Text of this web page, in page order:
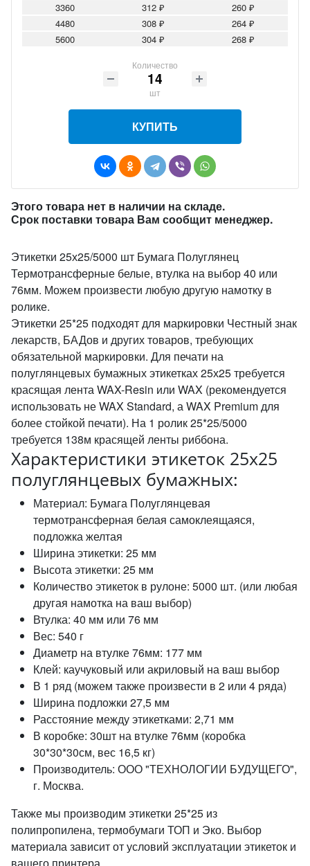
3360
312 ₽
260 ₽
4480
308 ₽
264 ₽
5600
304 ₽ 268 ₽
Количество
шт
КУПИТЬ
Этого товара нет в наличии на складе.
Срок поставки товара Вам сообщит менеджер.
Этикетки 25х25/5000 шт Бумага Полуглянец
Термотрансферные белые, втулка на выбор 40 или
76мм. Можем произвести любую другую намотку в
ролике.
Этикетки 25*25 подходят для маркировки Честный знак
лекарств, БАДов и других товаров, требующих
обязательной маркировки. Для печати на
полуглянцевых бумажных этикетках 25х25 требуется
красящая лента WAX-Resin или WAX (рекомендуется
использовать не WAX Standard, а WAX Premium для
более стойкой печати). На 1 ролик 25*25/5000
требуется 138м красящей ленты риббона.
Характеристики этикеток 25х25
полуглянцевых бумажных:
Материал: Бумага Полуглянцевая
термотрансферная белая самоклеящаяся,
подложка желтая
Ширина этикетки: 25 мм
Высота этикетки: 25 мм
Количество этикеток в рулоне: 5000 шт. (или любая
другая намотка на ваш выбор)
Втулка: 40 мм или 76 мм
Вес: 540 г
Диаметр на втулке 76мм: 177 мм
Клей: каучуковый или акриловый на ваш выбор
В 1 ряд (можем также произвести в 2 или 4 ряда)
Ширина подложки 27,5 мм
Расстояние между этикетками: 2,71 мм
В коробке: 30шт на втулке 76мм (коробка
30*30*30см, вес 16,5 кг)
Производитель: ООО "ТЕХНОЛОГИИ БУДУЩЕГО",
г. Москва.
Также мы производим этикетки 25*25 из
полипропилена, термобумаги ТОП и Эко. Выбор
материала зависит от условий эксплуатации этикеток и